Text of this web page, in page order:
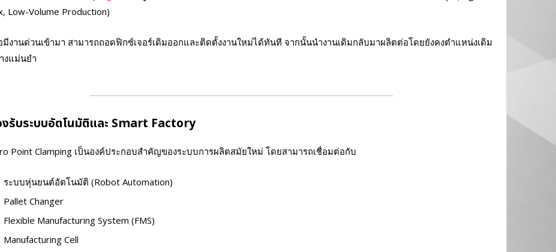
Low-Volume Production)
มีงานด่วนเข้ามา สามารถถอดฟิกซ์เจอร์เดิมออกและติดตั้งงานใหม่ได้ทันที จากนั้นนำงานเดิมกลับมาผลิตต่อโดยยังคงตำแหน่งเดิม
งแม่นยำ
รับระบบอัตโนมัติและ Smart Factory
Point Clamping เป็นองค์ประกอบสำคัญของระบบการผลิตสมัยใหม่ โดยสามารถเชื่อมต่อกับ
ระบบหุ่นยนต์อัตโนมัติ (Robot Automation)
Pallet Changer
Flexible Manufacturing System (FMS)
Manufacturing Cell